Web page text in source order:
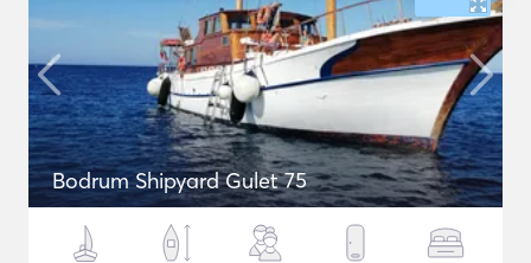
Bodrum Shipyard Gulet 75